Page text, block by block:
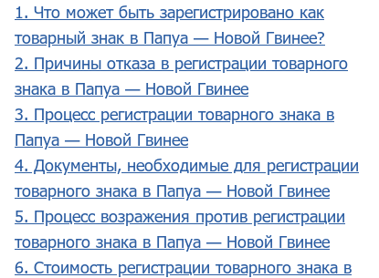
1. Что может быть зарегистрировано как
товарный знак в Папуа — Новой Гвинее?
2. Причины отказа в регистрации товарного
знака в Папуа — Новой Гвинее
3. Процесс регистрации товарного знака в
Папуа — Новой Гвинее
4. Документы, необходимые для регистрации
товарного знака в Папуа — Новой Гвинее
5. Процесс возражения против регистрации
товарного знака в Папуа — Новой Гвинее
6. Стоимость регистрации товарного знака в